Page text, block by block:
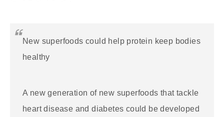
New superfoods could help protein keep bodies
healthy
A new generation of new superfoods that tackle
heart disease and diabetes could be developed